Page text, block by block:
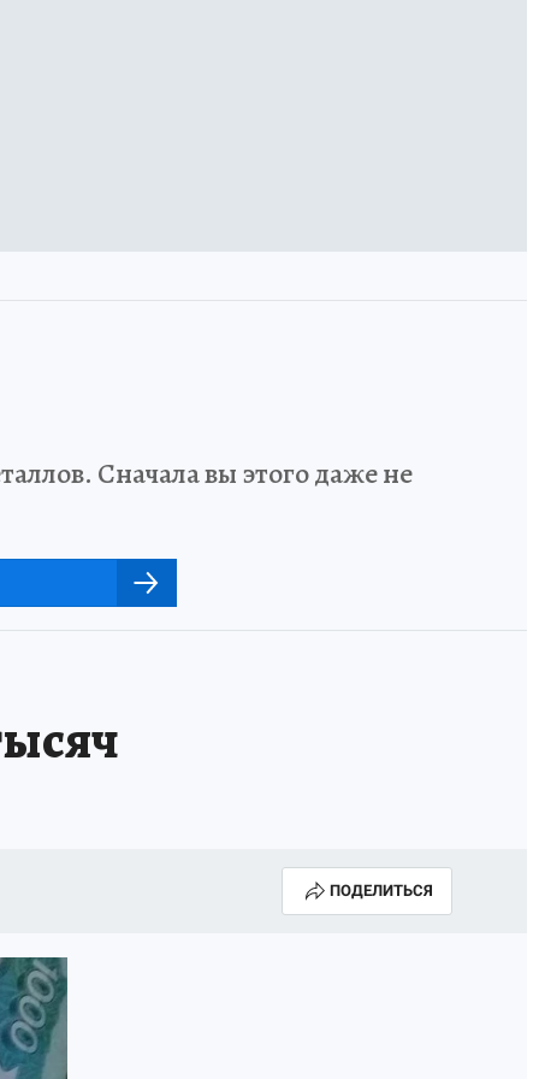
Сначала вы этого даже не
ПОДЕЛИТЬСЯ